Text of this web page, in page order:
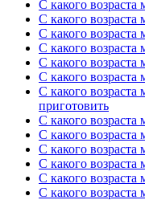
С какого возраста
С какого
С какого
С какого возраста
С какого возраста
С какого
С какого
приготовить
С какого
С какого возраста
С какого
С какого
С какого возраста
С какого